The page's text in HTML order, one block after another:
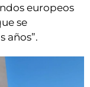
europeos
se
años”.